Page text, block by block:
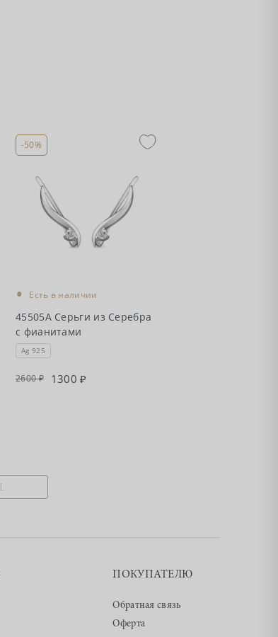
-50%
• Есть в наличии
45505А Серьги из Серебра
с фианитами
Ag 925
2600 1300
ПОКУПАТЕЛЮ
Обратная связь
Оферта